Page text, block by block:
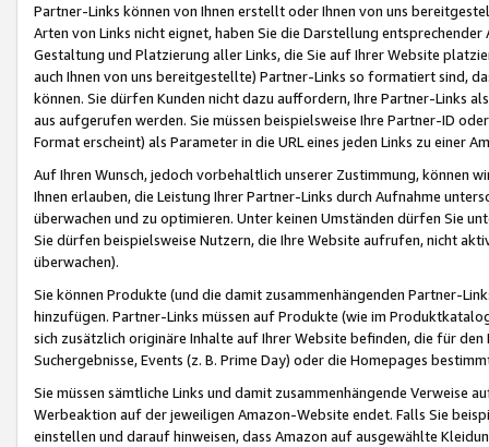
Partner-Links können von Ihnen erstellt oder Ihnen von uns
Arten von Links nicht eignet, haben Sie die Darstellung
Gestaltung und Platzierung aller Links, die Sie auf Ihrer Website
auch Ihnen von uns bereitgestellte) Partner-Links so formatiert sind,
können. Sie dürfen Kunden nicht dazu auffordern, Ihre Partner-Links
aus aufgerufen werden. Sie müssen beispielsweise Ihre Partner-ID
Format erscheint) als Parameter in die URL eines jeden Links zu einer
Auf Ihren Wunsch, jedoch vorbehaltlich unserer Zustimmung, können
Ihnen erlauben, die Leistung Ihrer Partner-Links durch Aufnahme
überwachen und zu optimieren. Unter keinen Umständen dürfen Sie
Sie dürfen beispielsweise Nutzern, die Ihre Website aufrufen, nicht
überwachen).
Sie können Produkte (und die damit zusammenhängenden Partner-
hinzufügen. Partner-Links müssen auf Produkte (wie im
sich zusätzlich originäre Inhalte auf Ihrer Website befinden, die für
Suchergebnisse, Events (z. B. Prime Day) oder die Homepages
Sie müssen sämtliche Links und damit zusammenhängende
Werbeaktion auf der jeweiligen Amazon-Website endet. Falls Sie
einstellen und darauf hinweisen, dass Amazon auf ausgewählte